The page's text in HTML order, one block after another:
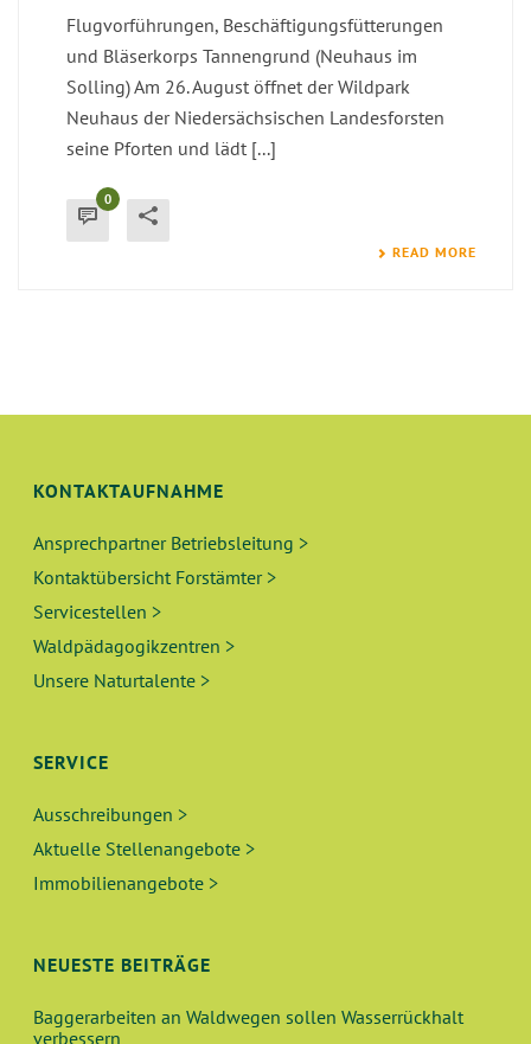
Flugvorführungen, Beschäftigungsfütterungen
und Bläserkorps Tannengrund (Neuhaus im
Solling) Am 26. August öffnet der Wildpark
Neuhaus der Niedersächsischen Landesforsten
seine Pforten und lädt [...]
0
READ MORE
KONTAKTAUFNAHME
Ansprechpartner Betriebsleitung >
Kontaktübersicht Forstämter >
Servicestellen >
Waldpädagogikzentren >
Unsere Naturtalente >
SERVICE
Ausschreibungen >
Aktuelle Stellenangebote >
Immobilienangebote >
NEUESTE BEITRÄGE
Baggerarbeiten an Waldwegen sollen Wasserrückhalt
verbessern